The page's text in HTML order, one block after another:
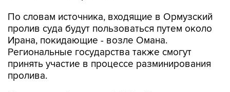
Ирана, покидающие - возле Омана.
Региональные государства также смогут
принять участие в процессе разминирования
пролива.
Источник добавил, что США и Иран